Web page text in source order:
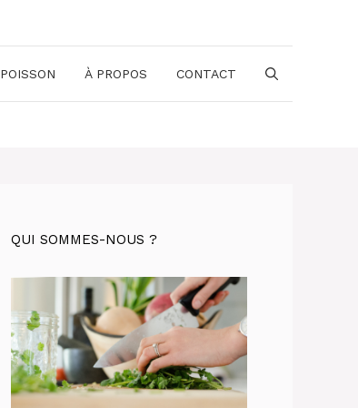
POISSON À PROPOS CONTACT
QUI SOMMES-NOUS ?